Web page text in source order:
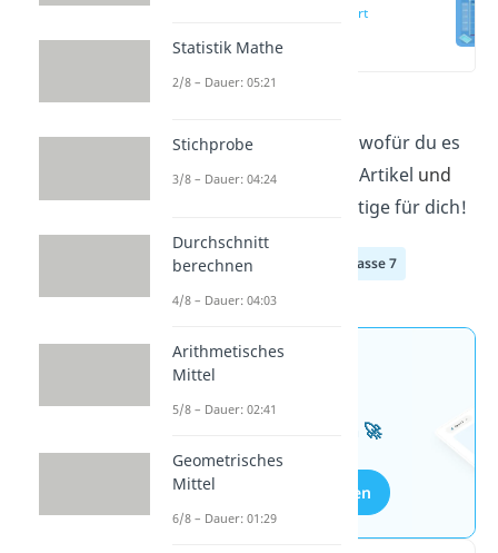
einfach erklärt
Du willst wissen, was ein
Kurvendiagramm
ist und wofür du es
brauchst? Dann ist unser Artikel und
das
genau das Richtige für dich!
Klasse 5 Klasse 7
Jetzt neu: Teste dein
Wissen mit unseren
kostenlosen Aufgaben 🚀
Aufgaben entdecken
Statistik Mathe
2/8 – Dauer: 05:21
Stichprobe
3/8 – Dauer: 04:24
Durchschnitt
berechnen
4/8 – Dauer: 04:03
Arithmetisches
Mittel
5/8 – Dauer: 02:41
Geometrisches
Mittel
6/8 – Dauer: 01:29